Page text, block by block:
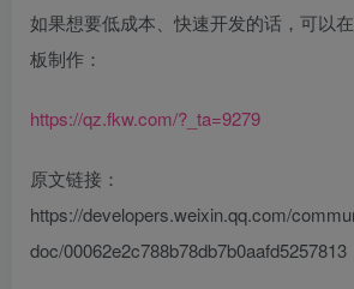
如果想要低成本、快速开发的话，可以
板制作：
https://qz.fkw.com/?_ta=9279
原文链接：
https://developers.weixin.qq.com/
doc/00062e2c788b78db7b0aafd5257813